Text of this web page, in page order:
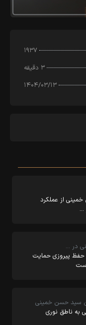
۱۹۳۷
۳ دقیقه
۱۴۰۴/۰۳/۱۳
از عملکرد
…
در …
پیروزی حمایت
سید حسن خمینی
ناطق نوری